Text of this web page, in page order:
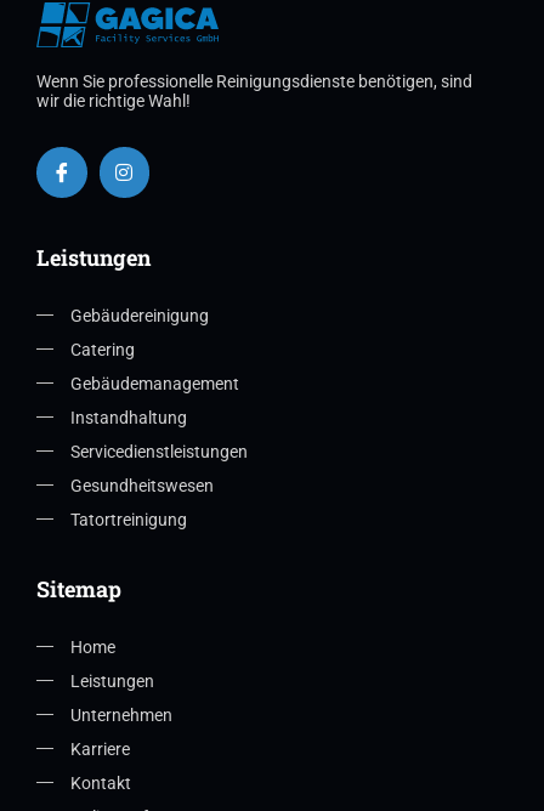
Wenn Sie professionelle Reinigungsdienste benötigen, sind
wir die richtige Wahl!
Leistungen
Gebäudereinigung
Catering
Gebäudemanagement
Instandhaltung
Servicedienstleistungen
Gesundheitswesen
Tatortreinigung
Sitemap
Home
Leistungen
Unternehmen
Karriere
Kontakt